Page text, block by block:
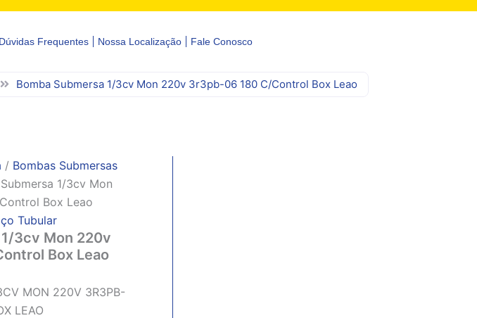
Dúvidas Frequentes Nossa Localização Fale Conosco
Bomba Submersa 1/3cv Mon 220v 3r3pb-06 180 C/Control Box Leao
/ Bombas Submersas
1/3cv Mon
Box Leao
Tubular
3cv Mon 220v
Box Leao
MON 220V 3R3PB-
LEAO